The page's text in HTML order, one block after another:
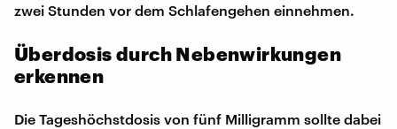
zwei Stunden vor dem Schlafengehen einnehmen.
Überdosis durch Nebenwirkungen
erkennen
Die Tageshöchstdosis von fünf Milligramm sollte dabei